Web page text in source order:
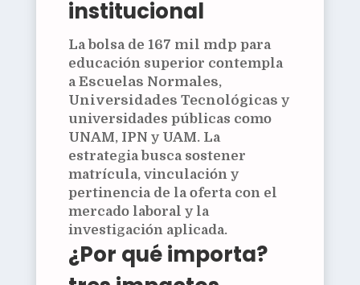
institucional
La bolsa de 167 mil mdp para
educación superior contempla
a Escuelas Normales,
Universidades Tecnológicas y
universidades públicas como
UNAM, IPN y UAM. La
estrategia busca sostener
matrícula, vinculación y
pertinencia de la oferta con el
mercado laboral y la
investigación aplicada.
¿Por qué importa?